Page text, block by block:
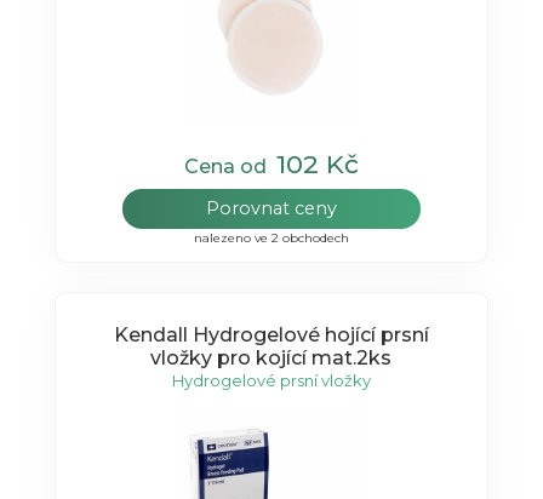
Cena od 102 Kč
Porovnat ceny
nalezeno ve 2 obchodech
Kendall Hydrogelové hojící prsní
vložky pro kojící mat.2ks
Hydrogelové prsní vložky